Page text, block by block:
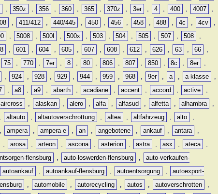
, 350z , 356 , 360 , 365 , 370z , 3er , 4 , 400 , 4007
,
, 411/412 , 440/445 , 450 , 456 , 458 , 488 , 4c , 4cv
,
, 5008 , 500l , 500x , 503 , 504 , 505 , 507 , 508
,
, 601 , 604 , 605 , 607 , 608 , 612 , 626 , 63 , 66
,
75 , 770 , 7er , 8 , 80 , 806 , 807 , 850 , 8c , 8er
,
, 924 , 928 , 929 , 944 , 959 , 968 , 9er , a , a-klasse
,
, a8 , a9 , abarth , acadiane , accent , accord , active
,
aircross , alaskan , alero , alfa , alfasud , alfetta , alhambra
,
, altauto , altautoverschrottung , altea , altfahrzeug , alto
,
, ampera , ampera-e , an , angebotene , ankauf , antara
,
, arosa , arteon , ascona , asterion , astra , asx , ateca
,
flensburg , auto-loswerden-flensburg ,
auto-verkaufen-
autoankauf , autoankauf-flensburg , autoentsorgung ,
autoexport-
, automobile , autorecycling , autos , autoverschrotten
,